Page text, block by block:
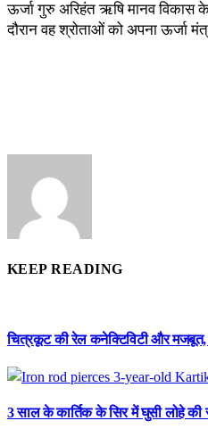
ऊर्जा गुरु अरिहंत ऋषि मानव विकास
दौरान वह श्रोताओं को अपना ऊर्जा
KEEP READING
चित्रकूट की रेल कनेक्टिविटी और मजबूत,
3 साल के कार्तिक के सिर में घुसी लोहे